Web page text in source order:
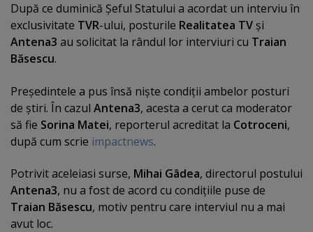
După ce duminică Şeful Statului a acordat un interviu în
exclusivitate TVR-ului, posturile Realitatea TV şi
Antena3 au solicitat la rândul lor interviuri cu Traian
Băsescu.
Preşedintele a pus însă nişte condiţii ambelor posturi
de ştiri. În cazul Antena3, acesta a cerut ca moderator
să fie Sorina Matei, reporterul acreditat la Cotroceni,
după cum scrie impactnews.
Potrivit aceleiasi surse, Mihai Gâdea, directorul postului
Antena3, nu a fost de acord cu condiţiile puse de
Traian Băsescu, motiv pentru care interviul nu a mai
avut loc.